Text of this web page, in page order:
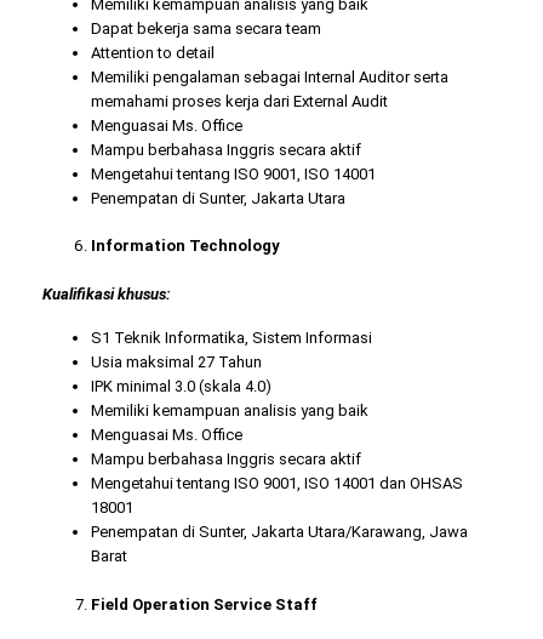
Memiliki kemampuan analisis yang baik
Dapat bekerja sama secara team
Attention to detail
Memiliki pengalaman sebagai Internal Auditor serta
memahami proses kerja dari External Audit
Menguasai Ms. Office
Mampu berbahasa Inggris secara aktif
Mengetahui tentang ISO 9001, ISO 14001
Penempatan di Sunter, Jakarta Utara
Information Technology
Kualifikasi khusus:
S1 Teknik Informatika, Sistem Informasi
Usia maksimal 27 Tahun
IPK minimal 3.0 (skala 4.0)
Memiliki kemampuan analisis yang baik
Menguasai Ms. Office
Mampu berbahasa Inggris secara aktif
Mengetahui tentang ISO 9001, ISO 14001 dan OHSAS
18001
Penempatan di Sunter, Jakarta Utara/Karawang, Jawa
Barat
Field Operation Service Staff